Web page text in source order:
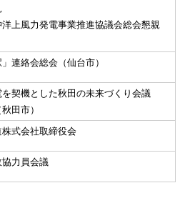
上風力発電事業推進協議会総会懇親
連絡会総会（仙台市）
契機とした秋田の未来づくり会議
田市）
式会社取締役会
力員会議